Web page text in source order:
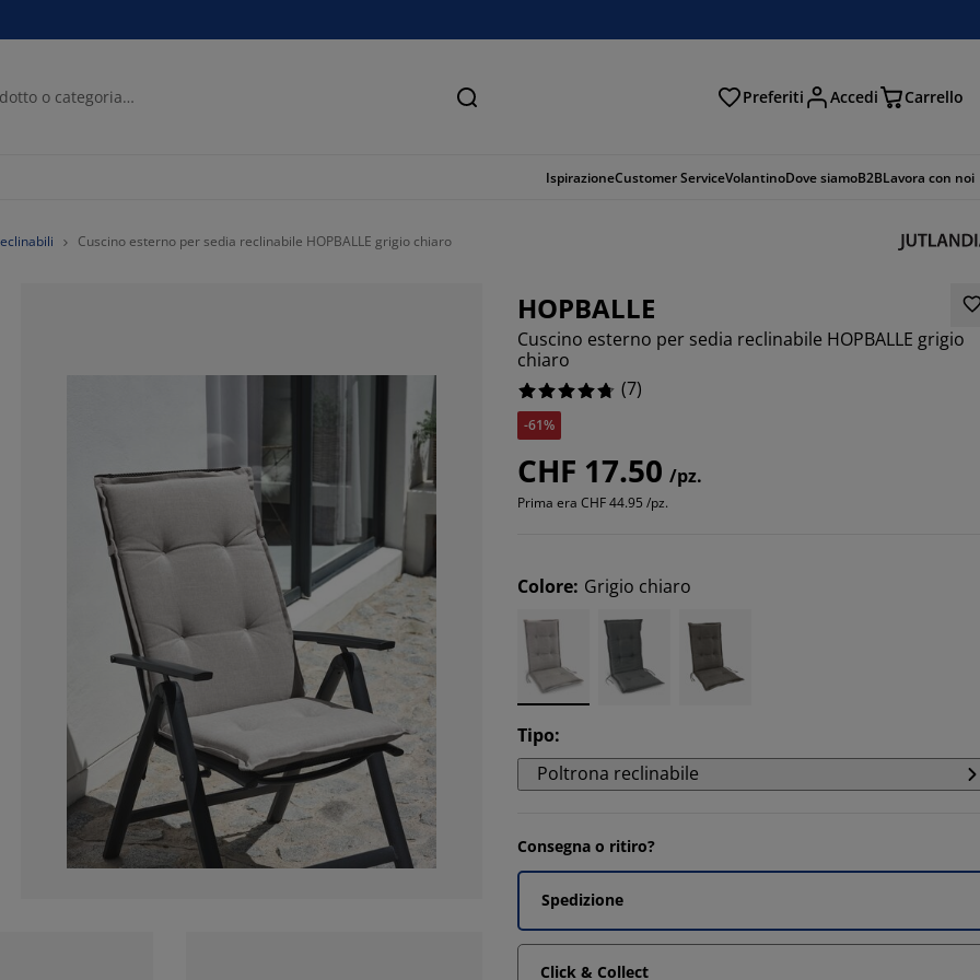
Cerca Preferiti Accedi Carrello
IspirazioneCustomer ServiceVolantinoDove siamoB2BLavora con noi
Cuscino esterno per sedia reclinabile HOPBALLE grigio chiaro
HOPBALLE
Cuscino esterno per sedia reclinabile HOPBALLE grigio
chiaro
(7)
-61%
CHF 17.50 /pz.
Prima era CHF 44.95 /pz.
Colore: Grigio chiaro
Tipo:
Poltrona reclinabile
Consegna o ritiro?
Spedizione
Click & Collect
85.71428571428571%
14.285714285714285%